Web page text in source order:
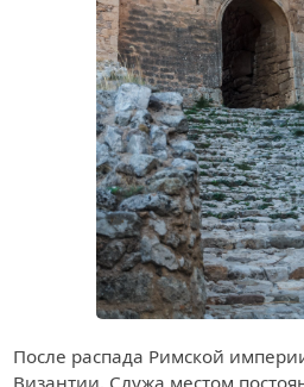
После распада Римской
Византии. Служа местом